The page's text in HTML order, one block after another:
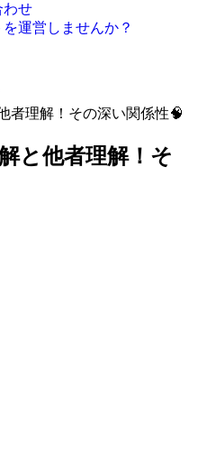
わせ
運営しませんか？
者理解！その深い関係性🧠
と他者理解！そ